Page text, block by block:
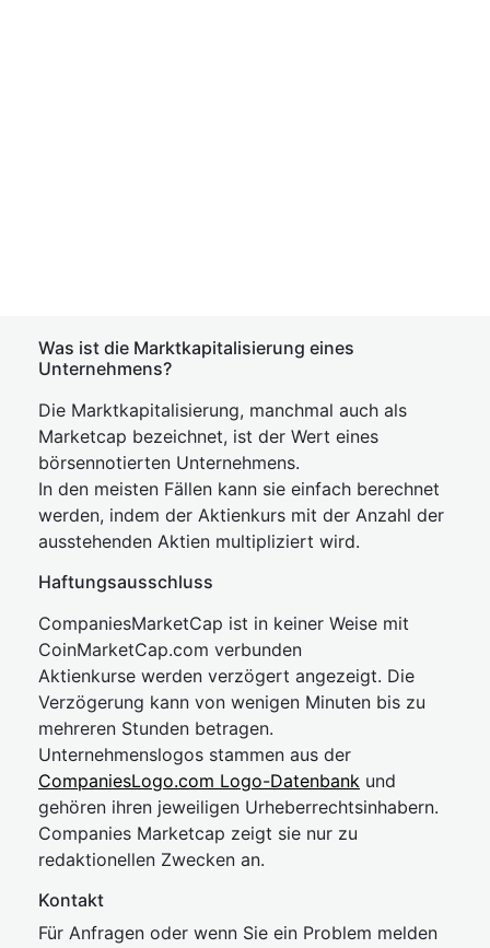
Was ist die Marktkapitalisierung eines
Unternehmens?
Die Marktkapitalisierung, manchmal auch als
Marketcap bezeichnet, ist der Wert eines
börsennotierten Unternehmens.
In den meisten Fällen kann sie einfach berechnet
werden, indem der Aktienkurs mit der Anzahl der
ausstehenden Aktien multipliziert wird.
Haftungsausschluss
CompaniesMarketCap ist in keiner Weise mit
CoinMarketCap.com verbunden
Aktienkurse werden verzögert angezeigt. Die
Verzögerung kann von wenigen Minuten bis zu
mehreren Stunden betragen.
Unternehmenslogos stammen aus der
CompaniesLogo.com Logo-Datenbank und
gehören ihren jeweiligen Urheberrechtsinhabern.
Companies Marketcap zeigt sie nur zu
redaktionellen Zwecken an.
Kontakt
Für Anfragen oder wenn Sie ein Problem melden